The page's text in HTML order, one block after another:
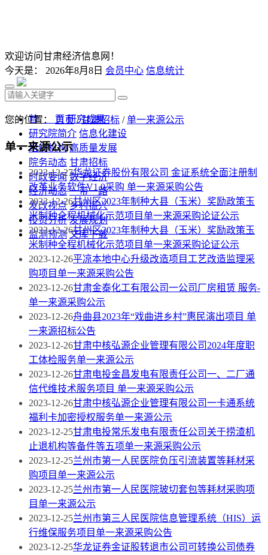
欢迎访问甘肃经济信息网！
今天是： 2026年8月8日 会员中心 信息统计
首 页 研究成果
研究院简介 信息化建设
组织机构 高质量发展
院务动态 甘肃招标
时政要闻 数字经济
经济动态 一带一路
发改视点 乡村振兴
投资分析 发展规划
监测预测 文库下载
您的位置： 首页/甘肃招标 /单一来源公示
单一来源公示
2023-12-27华龙证券股份有限公司 金证系统全面注册制
改革业务软件V1.0采购 单一来源采购公告
2023-12-26甘州区2023年制种大县（玉米）奖励政策玉
米制种全程机械化示范项目单一来源采购论证公示
2023-12-26甘州区2023年制种大县（玉米）奖励政策玉
米制种全程机械化示范项目单一来源采购论证公示
2023-12-26平凉本地中心升级改造项目工艺改造监理采
购项目单一来源采购公告
2023-12-26甘肃金泰化工有限公司一公司厂房租赁 服务-
单一来源采购公示
2023-12-26舟曲县2023年“戏曲进乡村”惠民演出项目 单
一来源招标公告
2023-12-26甘肃中核弘源企业管理有限公司2024年度职
工体检服务单一来源公示
2023-12-26甘肃电投金昌发电有限责任公司一、二厂通
信代维技术服务项目 单一来源采购公示
2023-12-26甘肃中核弘源企业管理有限公司一卡通系统
福利卡加密授权服务单一来源公示
2023-12-25甘肃电投常乐发电有限责任公司关于捞渣机
止退机构等备件等五项单一来源采购公示
2023-12-25兰州市第一人民医院负压引流装置等耗材采
购项目单一来源公示
2023-12-25兰州市第一人民医院玻切套包等耗材采购项
目单一来源公示
2023-12-25兰州市第三人民医院信息管理系统（HIS）运
行维保服务项目单一来源采购公告
2023-12-25华龙证券金证股转退市公司可转换公司债券